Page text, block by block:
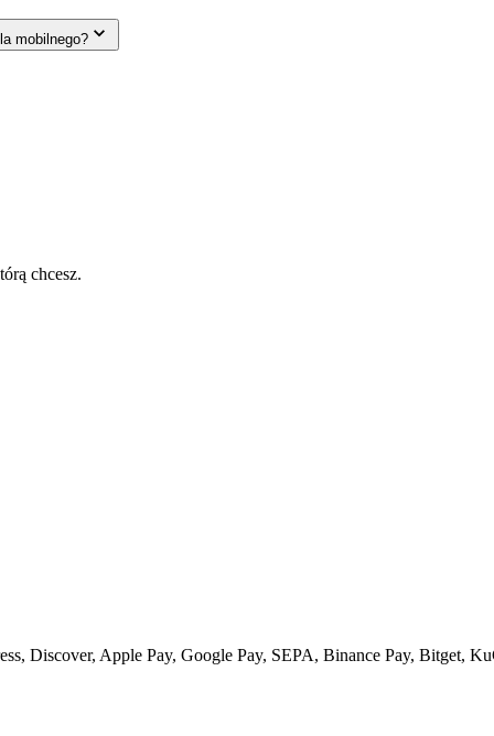
mobilnego?
chcesz.
Discover, Apple Pay, Google Pay, SEPA, Binance Pay, Bitget,